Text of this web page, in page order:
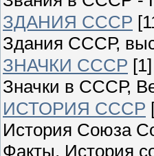
ЗДАНИЯ СССР
Здания СССР,
ЗНАЧКИ СССР [1]
Значки в СССР,
ИСТОРИЯ СССР
История Союза
Факты, История